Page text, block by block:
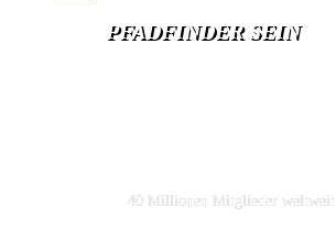
PFADFINDER SEIN
40 Millionen Mitglieder weltweit